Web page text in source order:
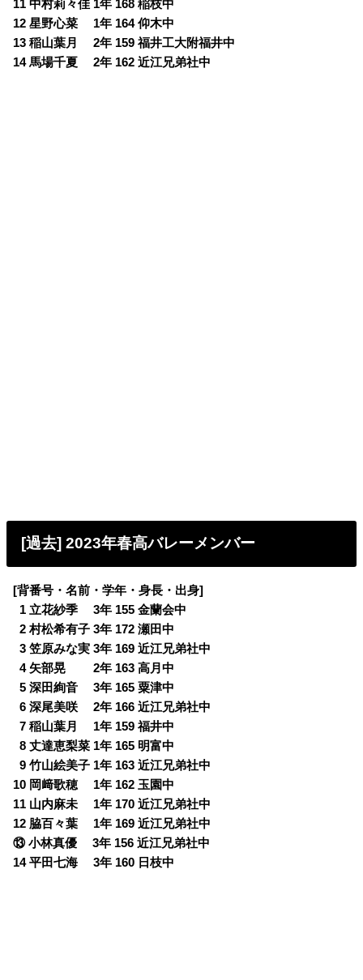
11 中村莉々佳 1年 168 稲枝中
12 星野心菜 1年 164 仰木中
13 稲山葉月 2年 159 福井工大附福井中
14 馬場千夏 2年 162 近江兄弟社中
[過去] 2023年春高バレーメンバー
[背番号・名前・学年・身長・出身]
1 立花紗季 3年 155 金蘭会中
02 村松希有子 3年 172 瀬田中
03 笠原みな実 3年 169 近江兄弟社中
04 矢部晃 2年 163 高月中
05 深田絢音 3年 165 粟津中
06 深尾美咲 2年 166 近江兄弟社中
07 稲山葉月 1年 159 福井中
08 丈達恵梨菜 1年 165 明富中
09 竹山絵美子 1年 163 近江兄弟社中
10 岡﨑歌穂 1年 162 玉園中
11 山内麻未 1年 170 近江兄弟社中
12 脇百々葉 1年 169 近江兄弟社中
⑬ 小林真優 3年 156 近江兄弟社中
14 平田七海 3年 160 日枝中